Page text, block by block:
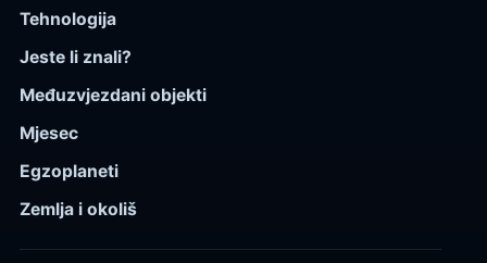
Tehnologija
Jeste li znali?
Međuzvjezdani objekti
Mjesec
Egzoplaneti
Zemlja i okoliš